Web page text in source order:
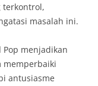
terkontrol,
masalah ini.
menjadikan
memperbaiki
antusiasme